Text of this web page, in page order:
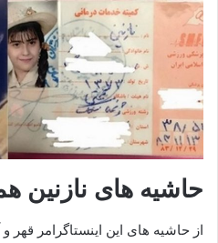
حاشیه های نازنین
از حاشیه های این اینستاگرامر قهر